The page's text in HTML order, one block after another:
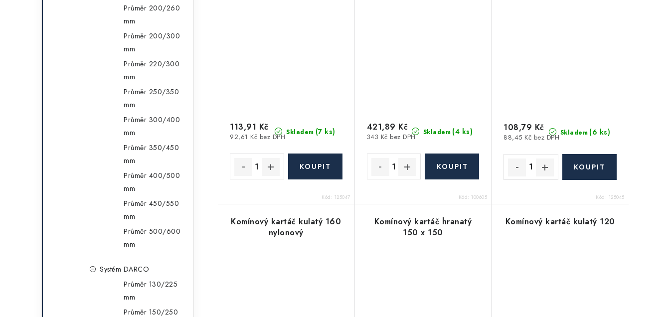
Průměr 200/260
mm
Průměr 200/300
mm
Průměr 220/300
mm
Průměr 250/350
mm
Průměr 300/400
mm
Průměr 350/450
mm
Průměr 400/500
mm
Průměr 450/550
mm
Průměr 500/600
mm
Systém DARCO
Průměr 130/225
mm
Průměr 150/250
Skladem (7 ks)
92,61 Kč bez DPH
113,91 Kč
Kód: 125047
Skladem (4 ks)
343 Kč bez DPH
421,89 Kč
Kód: 100605
Skladem (6 ks)
88,45 Kč bez DPH
108,79 Kč
Kód: 125045
Komínový kartáč kulatý 160
nylonový
Komínový kartáč hranatý
150 x 150
Komínový kartáč kulatý 120